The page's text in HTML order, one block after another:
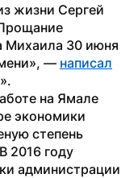
жизни Сергей
Михаила 30 июня
— написал
на Ямале
экономики
степень
2016 году
администрации